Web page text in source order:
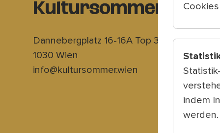
Kultursommer Wien
Dannebergplatz 16-16A Top 3
1030 Wien
info@kultursommer.wien
indem
werden.